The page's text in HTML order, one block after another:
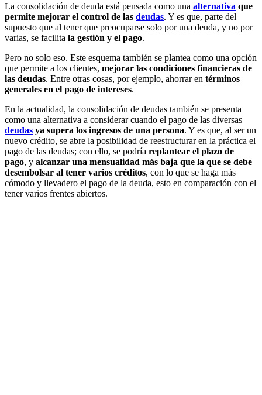
La consolidación de deuda está pensada como una alternativa que
permite mejorar el control de las deudas. Y es que, parte del
supuesto que al tener que preocuparse solo por una deuda, y no por
varias, se facilita la gestión y el pago.
Pero no solo eso. Este esquema también se plantea como una opción
que permite a los clientes, mejorar las condiciones financieras de
las deudas. Entre otras cosas, por ejemplo, ahorrar en términos
generales en el pago de intereses.
En la actualidad, la consolidación de deudas también se presenta
como una alternativa a considerar cuando el pago de las diversas
deudas ya supera los ingresos de una persona. Y es que, al ser un
nuevo crédito, se abre la posibilidad de reestructurar en la práctica el
pago de las deudas; con ello, se podría replantear el plazo de
pago, y alcanzar una mensualidad más baja que la que se debe
desembolsar al tener varios créditos, con lo que se haga más
cómodo y llevadero el pago de la deuda, esto en comparación con el
tener varios frentes abiertos.